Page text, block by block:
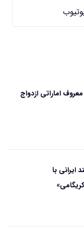
اماراتی ازدواج
ایرانی با